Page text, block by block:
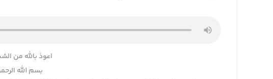
اعوذ بالله من
بسم الله